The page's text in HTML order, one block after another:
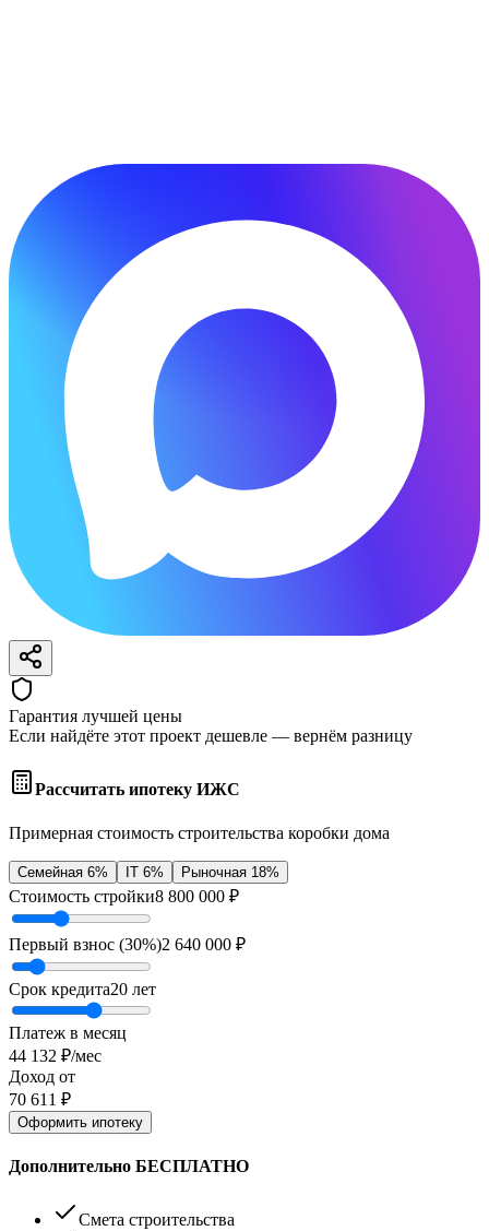
Гарантия лучшей цены
Если найдёте этот проект дешевле — вернём разницу
Рассчитать ипотеку ИЖС
Примерная стоимость строительства коробки дома
Семейная 6% IT 6% Рыночная 18%
Стоимость стройки8 800 000 ₽
Первый взнос (30%)2 640 000 ₽
Срок кредита20 лет
Платеж в месяц
44 132 ₽/мес
Доход от
70 611 ₽
Оформить ипотеку
Дополнительно БЕСПЛАТНО
Смета строительства